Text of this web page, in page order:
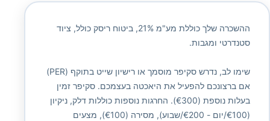
ההשכרה שלך כוללת מע"מ 21%, ביטוח ריסק כולל, ציוד
סטנדרטי ומגבות.
שימו לב, נדרש סקיפר מוסמך או רישיון שייט בתוקף (PER)
אם ברצונכם להפעיל את היאכטה בעצמכם. סקיפר זמין
בעלות נוספת (€300). החרגות נוספות כוללות דלק, ניקיון
(€100/יום - €200/שבוע), מסירה (€100), מצעים